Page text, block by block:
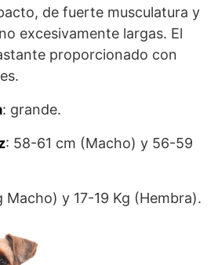
de fuerte musculatura y
excesivamente largas. El
proporcionado con
: grande.
: 58-61 cm (Macho) y 56-59
Macho) y 17-19 Kg (Hembra).